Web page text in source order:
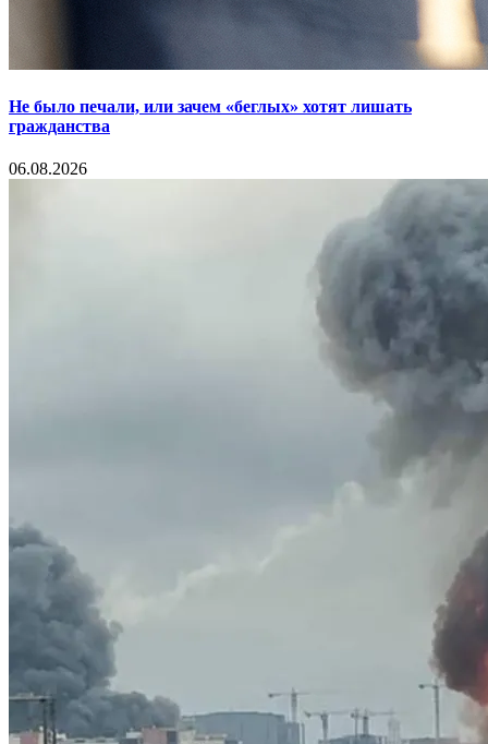
Не было печали, или зачем «беглых» хотят лишать
гражданства
06.08.2026